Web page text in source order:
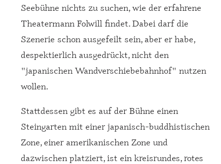
Seebühne nichts zu suchen, wie der erfahrene
Theatermann Folwill findet. Dabei darf die
Szenerie schon ausgefeilt sein, aber er habe,
despektierlich ausgedrückt, nicht den
"japanischen Wandverschiebebahnhof" nutzen
wollen.
Stattdessen gibt es auf der Bühne einen
Steingarten mit einer japanisch-buddhistischen
Zone, einer amerikanischen Zone und
dazwischen platziert, ist ein kreisrundes, rotes